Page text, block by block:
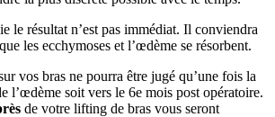
le résultat n’est pas immédiat. Il conviendra
les ecchymoses et l’œdème se résorbent.
vos bras ne pourra être jugé qu’une fois la
l’œdème soit vers le 6e mois post opératoire.
de votre lifting de bras vous seront